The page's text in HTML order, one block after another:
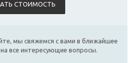
СТОИМОСТЬ
мы свяжемся с вами в ближайшее
все интересующие вопросы.